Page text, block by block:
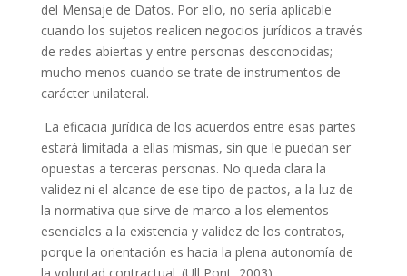
del Mensaje de Datos. Por ello, no sería aplicable
cuando los sujetos realicen negocios jurídicos a través
de redes abiertas y entre personas desconocidas;
mucho menos cuando se trate de instrumentos de
carácter unilateral.
La eficacia jurídica de los acuerdos entre esas partes
estará limitada a ellas mismas, sin que le puedan ser
opuestas a terceras personas. No queda clara la
validez ni el alcance de ese tipo de pactos, a la luz de
la normativa que sirve de marco a los elementos
esenciales a la existencia y validez de los contratos,
porque la orientación es hacia la plena autonomía de